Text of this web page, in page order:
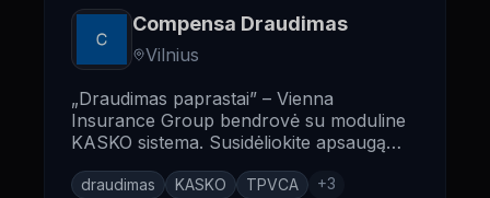
Compensa Draudimas
Vilnius
„Draudimas paprastai” – Vienna
Insurance Group bendrovė su moduline
KASKO sistema. Susidėliokite apsaugą
ko reikia.
draudimas KASKO TPVCA +3